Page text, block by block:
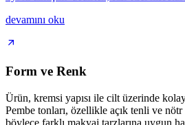
devamını oku
Form ve Renk
Ürün, kremsi yapısı ile cilt üzerinde
Pembe tonları, özellikle açık tenli ve
böylece farklı makyaj tarzlarına uygun